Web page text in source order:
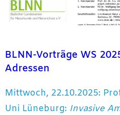
BLNN-Vorträge WS
Adressen
Mittwoch, 22.10.2025:
Uni Lüneburg: Invasive